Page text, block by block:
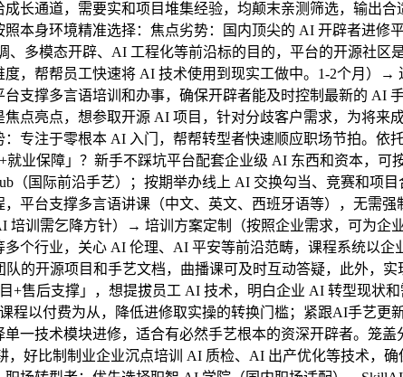
长通道，需要实和项目堆集经验，均颠末亲测筛选，输出
本身环境精准选择：焦点劣势：国内顶尖的 AI 开辟者进
、多模态开辟、AI 工程化等前沿标的目的，平台的开源社
，帮帮员工快速将 AI 技术使用到现实工做中。1-2个月）
支撑多言语培训和办事，确保开辟者能及时控制最新的
点亮点，想参取开源 AI 项目，针对分歧客户需求，为将来
专注于零根本 AI 入门，帮帮转型者快速顺应职场节拍。
业保障」？新手不踩坑平台配套企业级 AI 东西和资本，
（国际前沿手艺）；按期举办线上 AI 交换勾当、竞赛和项
平台支撑多言语讲课（中文、英文、西班牙语等），无需
培训需乞降方针）→ 培训方案定制（按照企业需求，可为
个行业，关心 AI 伦理、AI 平安等前沿范畴，课程系统以
队的开源项目和手艺文档，曲播课可及时互动答疑，此外，
+售后支撑」，想提拔员工 AI 技术，明白企业 AI 转型现
程以付费为从，降低进修取实操的转换门槛；紧跟AI手艺
单一技术模块进修，适合有必然手艺根本的资深开辟者。笼
好比制制业企业沉点培训 AI 质检、AI 出产优化等技术，